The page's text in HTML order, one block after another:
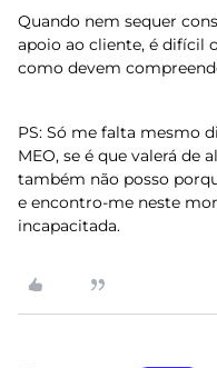
Quando nem sequer
apoio ao cliente, é difícil
como devem
PS: Só me falta mesmo
MEO, se é que valerá de
também não posso
e encontro-me neste
incapacitada.